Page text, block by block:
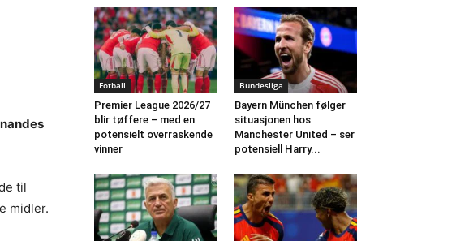
til
midler.
Fotball
Premier League 2026/27
blir tøffere – med en
potensielt overraskende
vinner
Bundesliga
Bayern München følger
situasjonen hos
Manchester United – ser
potensiell Harry...